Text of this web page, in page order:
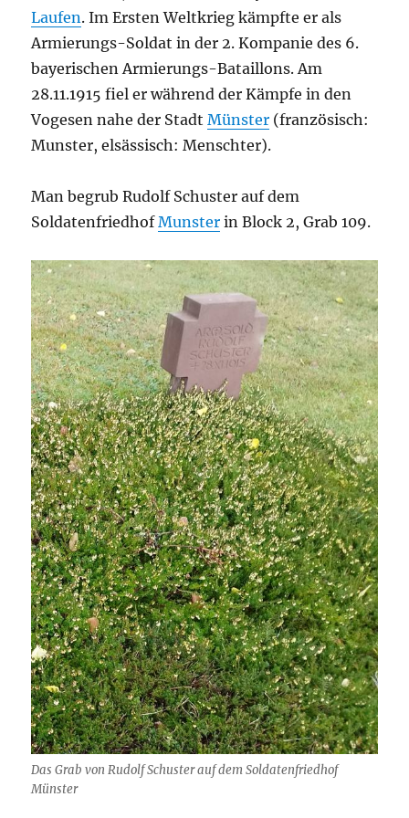
Laufen. Im Ersten Weltkrieg kämpfte er als
Armierungs-Soldat in der 2. Kompanie des 6.
bayerischen Armierungs-Bataillons. Am
28.11.1915 fiel er während der Kämpfe in den
Vogesen nahe der StadtMünster (französisch:
Munster, elsässisch: Menschter).
Man begrub Rudolf Schuster auf dem
SoldatenfriedhofMunster inBlock 2, Grab 109.
Das Grab von Rudolf Schuster auf dem Soldatenfriedhof
Münster